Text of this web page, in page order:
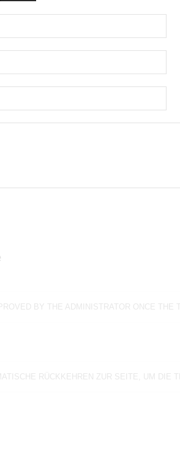
BY THE ADMINISTRATOR ONCE
RÜCKKEHREN ZUR SEITE, UM DIE